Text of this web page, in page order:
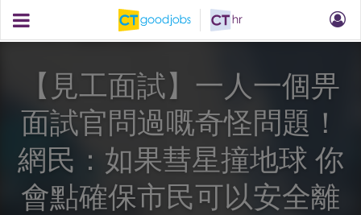
【見工面試】一人一個畀
面試官問過嘅奇怪問題！
網民：如果彗星撞地球 你
會點確保市民可以安全離